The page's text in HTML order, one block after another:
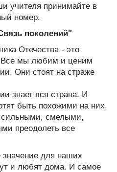
учителя принимайте в
номер.
поколений"
Отечества - это
Все мы любим и ценим
Они стоят на страже
знает вся страна. И
быть похожими на них.
сильными, смелыми,
преодолеть все
для наших
и любят дома. И самое